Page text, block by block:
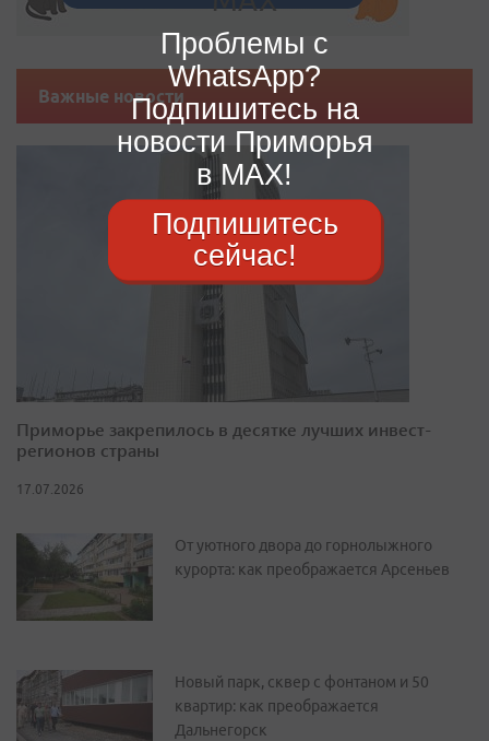
Важные новости
Приморье закрепилось в десятке лучших инвест-
регионов страны
17.07.2026
От уютного двора до горнолыжного
курорта: как преображается Арсеньев
Новый парк, сквер с фонтаном и 50
квартир: как преображается
Дальнегорск
Проблемы с
WhatsApp?
Подпишитесь на
новости Приморья
в MAX!
Подпишитесь
сейчас!